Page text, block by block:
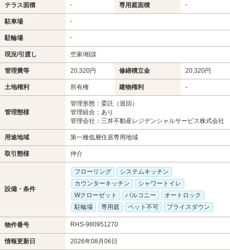
テラス面積 - 専用庭面積 -
駐車場 -
駐輪場 -
現況/引渡し 空家/相談
管理費等 20,320円 修繕積立金 20,320円
土地権利 所有権 建物権利 -
管理態様
管理形態：委託（巡回）
管理組合：あり
管理会社：三井不動産レジデンシャルサービス株式会社
用途地域 第一種低層住居専用地域
取引態様 仲介
設備・条件
フローリング
システムキッチン
カウンターキッチン
シャワートイレ
Wクローゼット
バルコニー
オートロック
駐輪場
専用庭 ペット不可 プライスダウン
物件番号 RHS-980951270
情報更新日 2026年08月06日